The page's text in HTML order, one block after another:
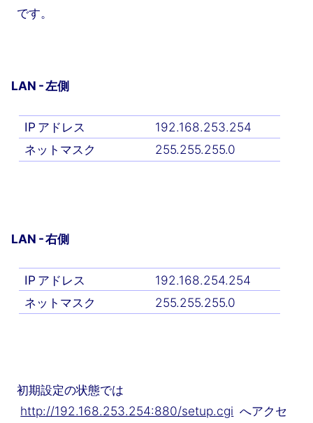
です。
LAN - 左側
IP アドレス
192.168.253.254
ネットマスク
255.255.255.0
LAN - 右側
IP アドレス
192.168.254.254
ネットマスク
255.255.255.0
初期設定の状態では
http://192.168.253.254:880/setup.cgi へアクセ